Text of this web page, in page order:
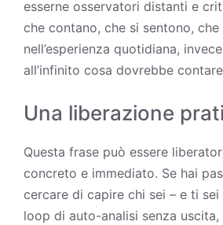
esserne osservatori distanti e
che contano, che si sentono, che
nell’esperienza quotidiana,
all’infinito cosa dovrebbe
Una liberazione
Questa frase può essere
concreto e immediato. Se hai
cercare di capire chi sei – e ti
loop di auto-analisi senza